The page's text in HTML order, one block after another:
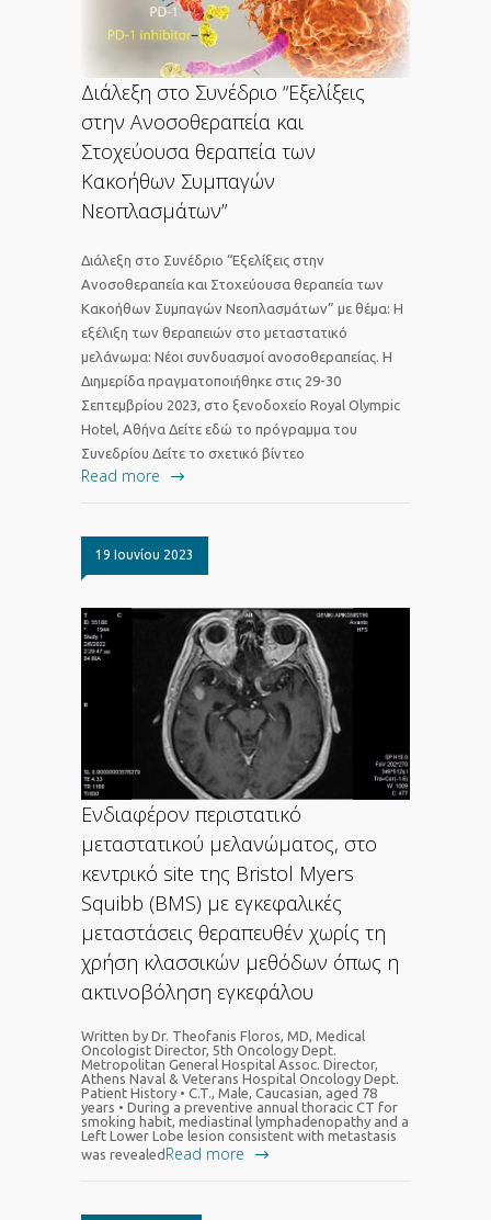
Διάλεξη στο Συνέδριο “Εξελίξεις
στην Ανοσοθεραπεία και
Στοχεύουσα θεραπεία των
Κακοήθων Συμπαγών
Νεοπλασμάτων”
Διάλεξη στο Συνέδριο “Εξελίξεις στην
Ανοσοθεραπεία και Στοχεύουσα θεραπεία των
Κακοήθων Συμπαγών Νεοπλασμάτων” με θέμα: Η
εξέλιξη των θεραπειών στο μεταστατικό
μελάνωμα: Νέοι συνδυασμοί ανοσοθεραπείας. Η
Διημερίδα πραγματοποιήθηκε στις 29-30
Σεπτεμβρίου 2023, στο ξενοδοχείο Royal Olympic
Hotel, Αθήνα Δείτε εδώ το πρόγραμμα του
Συνεδρίου Δείτε το σχετικό βίντεο
Read more
19 Ιουνίου 2023
Ενδιαφέρον περιστατικό
μεταστατικού μελανώματος, στο
κεντρικό site της Bristol Myers
Squibb (BMS) με εγκεφαλικές
μεταστάσεις θεραπευθέν χωρίς τη
χρήση κλασσικών μεθόδων όπως η
ακτινοβόληση εγκεφάλου
Written by Dr. Theofanis Floros, MD, Medical
Oncologist Director, 5th Oncology Dept.
Metropolitan General Hospital Assoc. Director,
Athens Naval & Veterans Hospital Oncology Dept.
Patient History • C.T., Male, Caucasian, aged 78
years • During a preventive annual thoracic CT for
smoking habit, mediastinal lymphadenopathy and a
Left Lower Lobe lesion consistent with metastasis
was revealed Read more